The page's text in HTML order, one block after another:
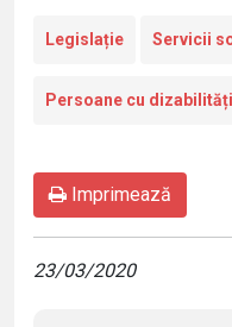
Legislație Servicii
Persoane cu dizabilități
Imprimează
23/03/2020